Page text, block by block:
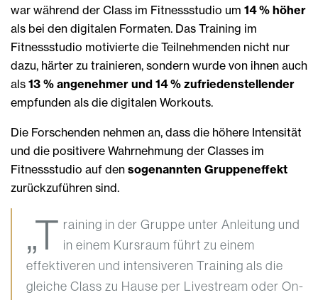
war während der Class im Fitnessstudio um 14 % höher
als bei den digitalen Formaten. Das Training im
Fitnessstudio motivierte die Teilnehmenden nicht nur
dazu, härter zu trainieren, sondern wurde von ihnen auch
als 13 % angenehmer und 14 % zufriedenstellender
empfunden als die digitalen Workouts.
Die Forschenden nehmen an, dass die höhere Intensität
und die positivere Wahrnehmung der Classes im
Fitnessstudio auf den sogenannten Gruppeneffekt
zurückzuführen sind.
„T raining in der Gruppe unter Anleitung und
in einem Kursraum führt zu einem
effektiveren und intensiveren Training als die
gleiche Class zu Hause per Livestream oder On-